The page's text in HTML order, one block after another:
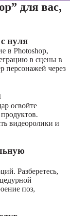
для вас,
нуля
в Photoshop,
в сцены в
персонажей через
освойте
видеоролики и
Разберетесь,
поз,